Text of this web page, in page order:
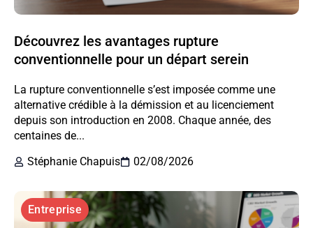
Découvrez les avantages rupture
conventionnelle pour un départ serein
La rupture conventionnelle s’est imposée comme une
alternative crédible à la démission et au licenciement
depuis son introduction en 2008. Chaque année, des
centaines de...
Stéphanie Chapuis
02/08/2026
Entreprise